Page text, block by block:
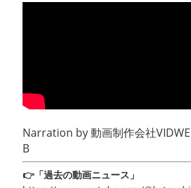
Narration by動画制作会社VIDWE
B
👉「過去の動画ニュース」